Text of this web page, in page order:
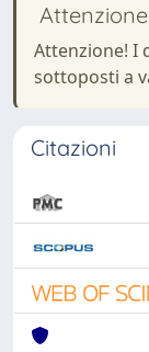
Attenzione
Attenzione! I
sottoposti a
Citazioni